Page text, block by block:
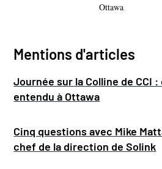
Ottawa
Mentions d'articles
Journée sur la Colline de CCI
entendu à Ottawa
Cinq questions avec Mike
chef de la direction de Solink